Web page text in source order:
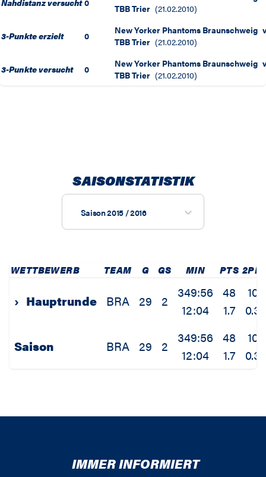
Nahdistanz versucht 0
TBB Trier (21.02.2010)
3-Punkte erzielt 0 New Yorker Phantoms Braunschweig
TBB Trier (21.02.2010)
3-Punkte versucht 0 New Yorker Phantoms Braunschweig
TBB Trier (21.02.2010)
SAISONSTATISTIK
Saison 2015 / 2016
WETTBEWERB TEAM G GS MIN PTS 2PM
› Hauptrunde BRA 29 2
349:56
12:04
48
1.7
10
0.3
Saison BRA 29 2
349:56
12:04
48
1.7
10
0.3
IMMER INFORMIERT